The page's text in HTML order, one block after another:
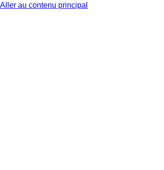
Aller au contenu principal